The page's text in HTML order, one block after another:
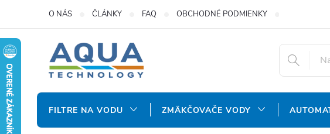
obsah
O NÁS ČLÁNKY FAQ OBCHODNÉ PODMIENKY
FILTRE NA VODU ZMÄKČOVAČE VODY